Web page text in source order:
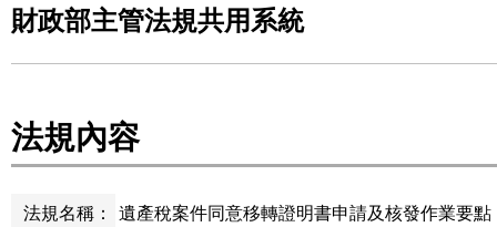
財政部主管法規共用系統
法規內容
法規名稱： 遺產稅案件同意移轉證明書申請及核發作業要點